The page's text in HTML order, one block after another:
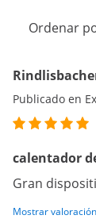
Ordenar
Publicado en
calentador
Gran
Mostrar